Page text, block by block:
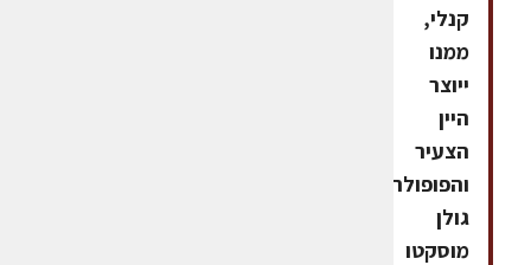
קנלי,
ממנו
ייוצר
היין
הצעיר
והפופולרי
גולן
מוסקטו